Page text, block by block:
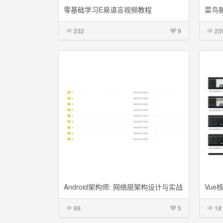
零基础学习E易语言视频教程
232 9
菜鸟
Android架构师: 网络层架构设计与实战
视频课程
99 5
Vue